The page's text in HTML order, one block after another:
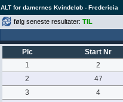
ALT for damernes Kvindeløb - Fredericia
følg seneste resultater: TIL
Plc Start Nr
1
2
2
47
3
4